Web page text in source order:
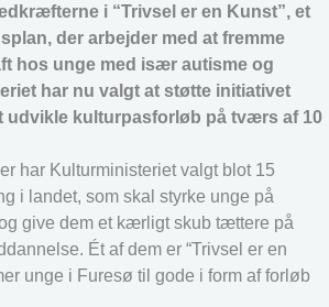
i “Trivsel er en Kunst”, et
der arbejder med at fremme
hos unge med især autisme og
har nu valgt at støtte initiativet
udvikle kulturpasforløb på tværs af 10
har Kulturministeriet valgt blot 15
i landet, som skal styrke unge på
give dem et kærligt skub tættere på
Ét af dem er “Trivsel er en
unge i Furesø til gode i form af forløb